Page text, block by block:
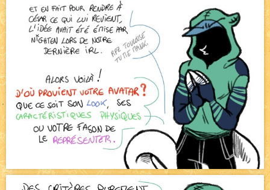
Pique-nique d'été
Avatar, le dessin d'un autre maître
Beyond the cliff (suite) NEW
On retape les miniatures de l'accueil NEW